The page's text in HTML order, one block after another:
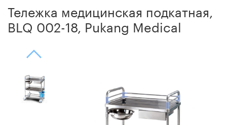
Тележка медицинская подкатная,
BLQ 002-18, Pukang Medical